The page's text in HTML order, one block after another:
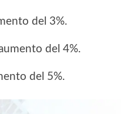
del 3%.
del 4%.
del 5%.